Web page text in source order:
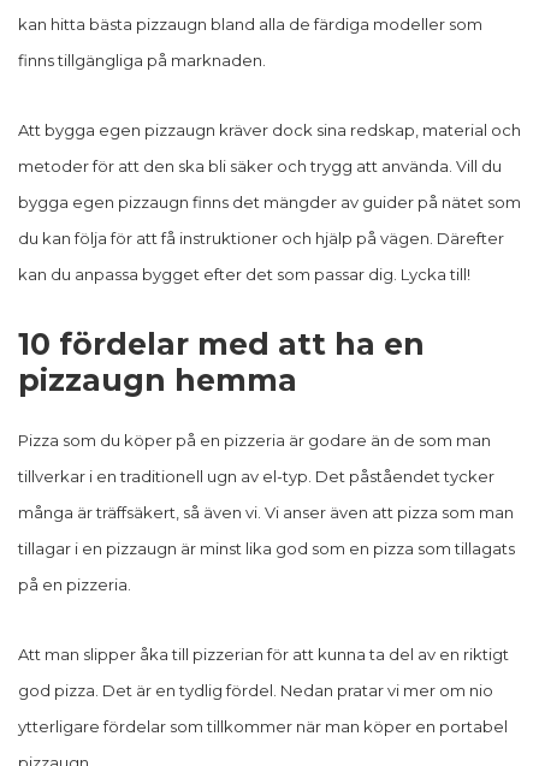
kan hitta bästa pizzaugn bland alla de färdiga modeller som
finns tillgängliga på marknaden.
Att bygga egen pizzaugn kräver dock sina redskap, material och
metoder för att den ska bli säker och trygg att använda. Vill du
bygga egen pizzaugn finns det mängder av guider på nätet som
du kan följa för att få instruktioner och hjälp på vägen. Därefter
kan du anpassa bygget efter det som passar dig. Lycka till!
10 fördelar med att ha en
pizzaugn hemma
Pizza som du köper på en pizzeria är godare än de som man
tillverkar i en traditionell ugn av el-typ. Det påståendet tycker
många är träffsäkert, så även vi. Vi anser även att pizza som man
tillagar i en pizzaugn är minst lika god som en pizza som tillagats
på en pizzeria.
Att man slipper åka till pizzerian för att kunna ta del av en riktigt
god pizza. Det är en tydlig fördel. Nedan pratar vi mer om nio
ytterligare fördelar som tillkommer när man köper en portabel